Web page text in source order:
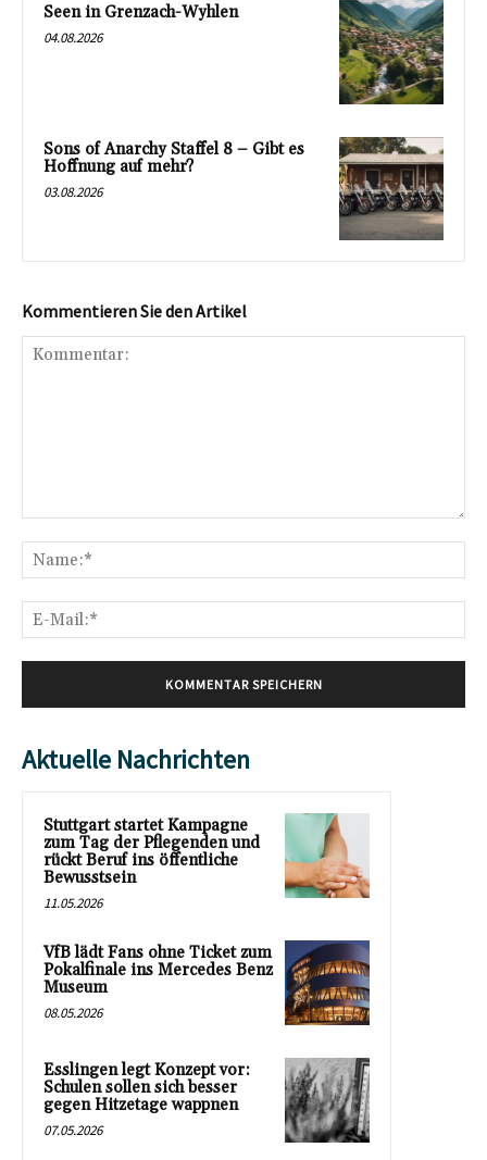
Seen in Grenzach-Wyhlen
04.08.2026
Sons of Anarchy Staffel 8 – Gibt es
Hoffnung auf mehr?
03.08.2026
Kommentieren Sie den Artikel
Aktuelle Nachrichten
Stuttgart startet Kampagne
zum Tag der Pflegenden und
rückt Beruf ins öffentliche
Bewusstsein
11.05.2026
VfB lädt Fans ohne Ticket zum
Pokalfinale ins Mercedes Benz
Museum
08.05.2026
Esslingen legt Konzept vor:
Schulen sollen sich besser
gegen Hitzetage wappnen
07.05.2026